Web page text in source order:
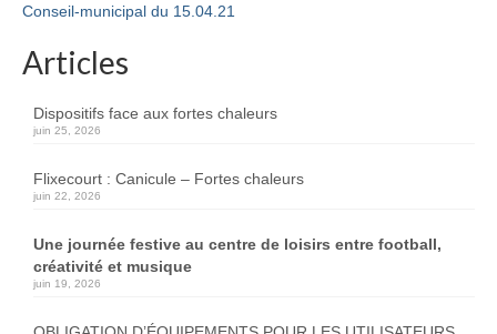
Conseil-municipal du 15.04.21
Articles
Dispositifs face aux fortes chaleurs
juin 25, 2026
Flixecourt : Canicule – Fortes chaleurs
juin 22, 2026
Une journée festive au centre de loisirs entre football,
créativité et musique
juin 19, 2026